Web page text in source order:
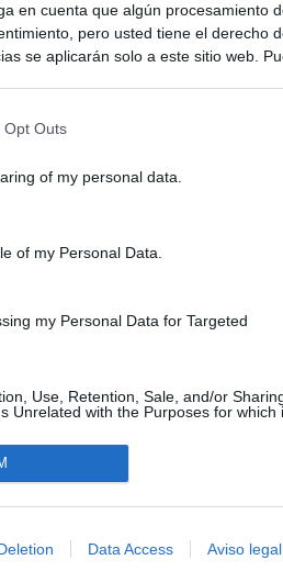
en cuenta que algún procesamiento
pero usted tiene el derecho
se aplicarán solo a este sitio web.
Opt Outs
of my personal data.
of my Personal Data.
my Personal Data for Targeted
Use, Retention, Sale, and/or
Unrelated with the Purposes for which
Data Access Aviso legal
por la Comunidad de Madrid no era para
de Chamberí por 6,3 millones de euros
su discurso sobre el ático de la
ha comprado dos inmuebles en los
que realiza compraventas "todo el año"
dice ahora que "cumplirán la ley"
gobiernan con Vox se oponen
todas las vías para que vuelvan con sus